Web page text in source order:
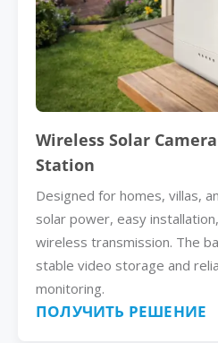
Wireless Solar
Station
Designed for homes, villas,
solar power, easy
wireless transmission. The
stable video storage and
monitoring.
ПОЛУЧИТЬ РЕШЕНИЕ